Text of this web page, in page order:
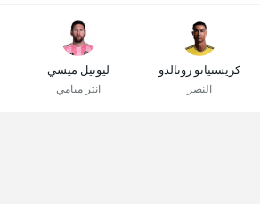
كريستيانو رونالدو
النصر
ليونيل ميسي
انتر ميامي